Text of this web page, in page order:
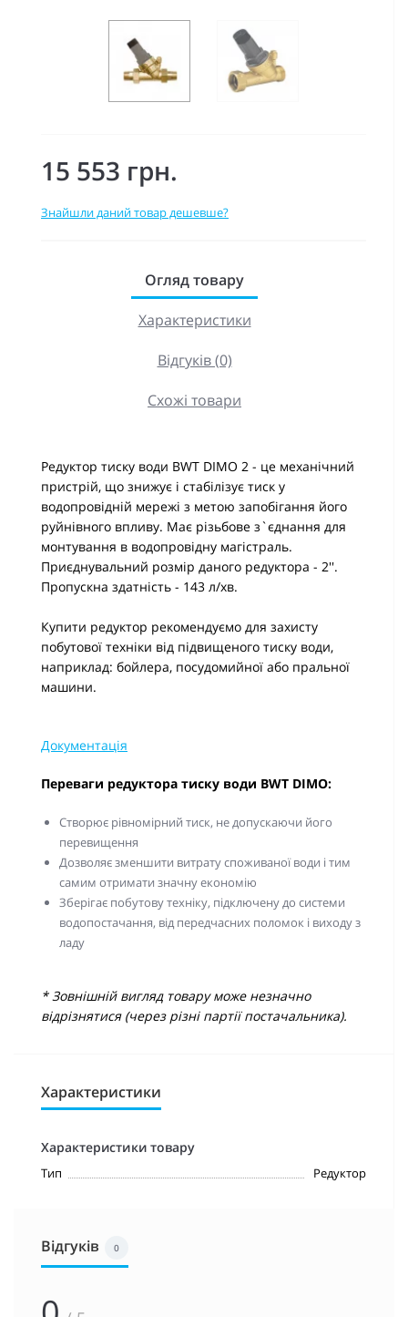
15 553 грн.
Знайшли даний товар дешевше?
Огляд товару
Характеристики
Відгуків (0)
Схожі товари
Редуктор тиску води BWT DIMO 2 - це механічний
пристрій, що знижує і стабілізує тиск у
водопровідній мережі з метою запобігання його
руйнівного впливу. Має різьбове з`єднання для
монтування в водопровідну магістраль.
Приєднувальний розмір даного редуктора - 2''.
Пропускна здатність - 143 л/хв.
Купити редуктор рекомендуємо для захисту
побутової техніки від підвищеного тиску води,
наприклад: бойлера, посудомийної або пральної
машини.
Документація
Переваги редуктора тиску води BWT DIMO:
Створює рівномірний тиск, не допускаючи його
перевищення
Дозволяє зменшити витрату споживаної води і тим
самим отримати значну економію
Зберігає побутову техніку, підключену до системи
водопостачання, від передчасних поломок і виходу з
ладу
* Зовнішній вигляд товару може незначно
відрізнятися (через різні партії постачальника).
Характеристики
Характеристики товару
Тип Редуктор
Відгуків 0